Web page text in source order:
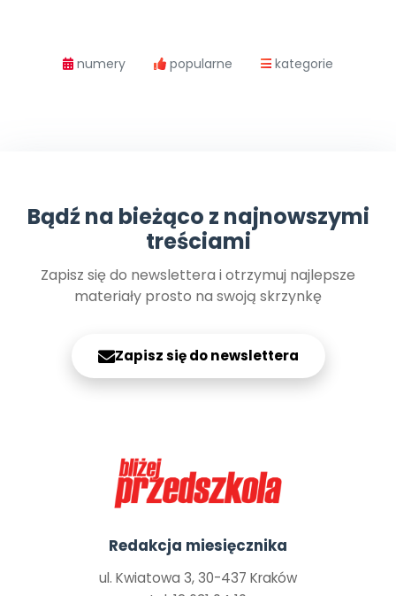
numery popularne kategorie
Bądź na bieżąco z najnowszymi
treściami
Zapisz się do newslettera i otrzymuj najlepsze
materiały prosto na swoją skrzynkę
Zapisz się do newslettera
Redakcja miesięcznika
ul. Kwiatowa 3, 30-437 Kraków